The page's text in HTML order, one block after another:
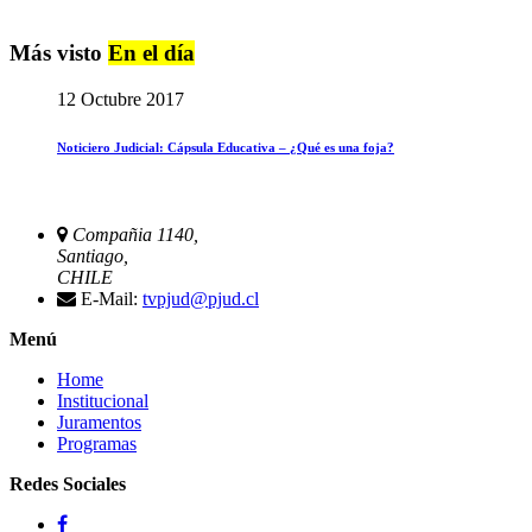
Más visto En el día
12 Octubre 2017
Noticiero Judicial: Cápsula Educativa – ¿Qué es una foja?
Compañia 1140,
Santiago,
CHILE
E-Mail: tvpjud@pjud.cl
Menú
Home
Institucional
Juramentos
Programas
Redes Sociales